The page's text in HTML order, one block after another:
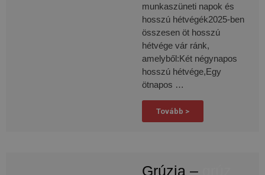
munkaszüneti napok és
hosszú hétvégék2025-ben
összesen öt hosszú
hétvége vár ránk,
amelyből:Két négynapos
hosszú hétvége,Egy
ötnapos …
Tovább >
Grúzia –
A teljesítmény-sütiket, pl. analitikai sütiket annak
nyomon követésére használják, hogy hogyan
használják a látogatók a weboldalt. Ezek a sütik
nem használhatók egy adott látogató közvetlen
Szolgáltató
Lejárat Leírás
Google Analytics
munkamenet
.delego.hu
Universal Analytics-